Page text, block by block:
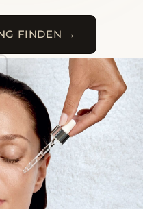
FINDEN →